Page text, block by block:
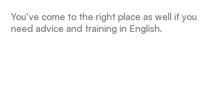
You‘ve come to the right place as well if you
need advice and training in English.